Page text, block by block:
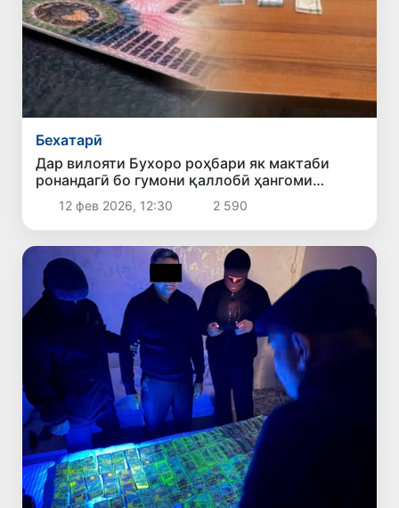
Бехатарӣ
Дар вилояти Бухоро роҳбари як мактаби
ронандагӣ бо гумони қаллобӣ ҳангоми
додани шаҳодатномаи ронандагӣ боздошт
шуд12 фев 2026, 12:30 2 590